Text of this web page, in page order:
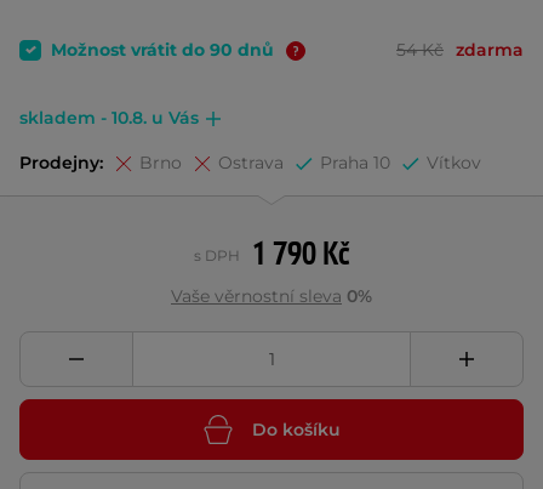
Možnost vrátit do 90 dnů 54 Kč zdarma
skladem - 10.8. u Vás
Prodejny: Brno Ostrava Praha 10 Vítkov
1 790 Kč
s DPH
Vaše věrnostní sleva 0%
Do košíku